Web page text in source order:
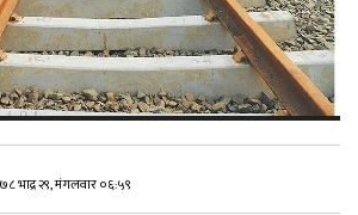
भाद्र २९, मंगलवार ०६:५९